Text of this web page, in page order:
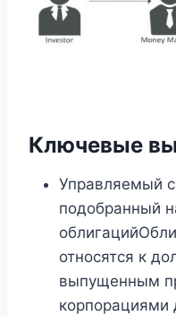
Ключевые
Управляемый
подобранный
относятся к
выпущенным
корпорациями